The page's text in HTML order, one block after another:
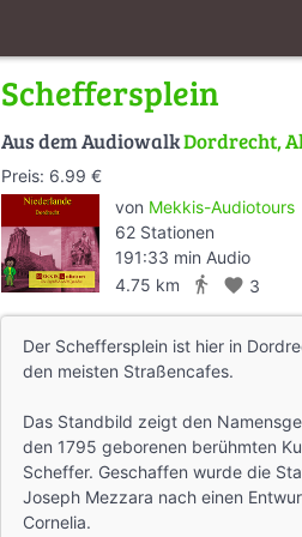
Scheffersplein
Aus dem AudiowalkDordrecht,
Preis: 6.99 €
von Mekkis-Audiotours
62 Stationen
191:33 min Audio
4.75 km
directions_walk favorite 3
Der Scheffersplein ist hier in
den meisten Straßencafes.
Das Standbild zeigt den
den 1795 geborenen berühmten
Scheffer. Geschaffen wurde die
Joseph Mezzara nach einen
Cornelia.